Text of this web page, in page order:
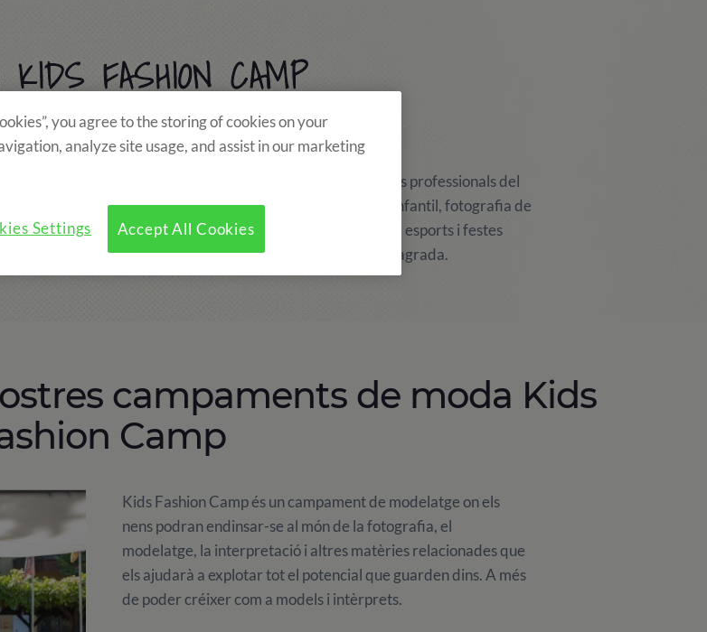
FASHION CAMP
modelatge per a nens i joves!
de moda per a nens que neix de la convergència de diversos professionals del
Aquest campament gira al voltant del món de la moda infantil, fotografia de
combina l'aprenentatge de la moda amb activitats variades, esports i festes
campaments d'estiu de moda per a adolescents que més agrada.
campaments de moda Kids
Camp
Kids Fashion Camp és un campament de modelatge on els
nens podran endinsar-se al món de la fotografia, el
modelatge, la interpretació i altres matèries relacionades que
els ajudarà a explotar tot el potencial que guarden dins. A més
de poder créixer com a models i intèrprets.
you agree to the storing of cookies on your
analyze site usage, and assist in our marketing
Accept All Cookies
Settings